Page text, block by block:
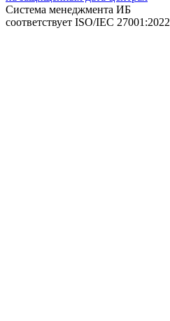
Система менеджмента ИБ
соответствует ISO/IEC 27001:2022